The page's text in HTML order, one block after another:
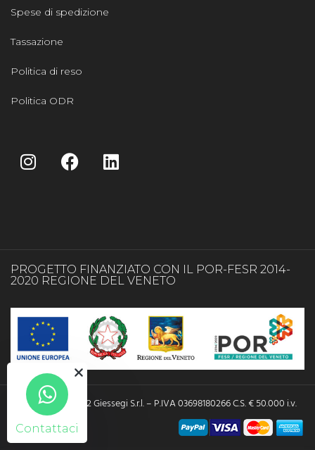
Contattaci
Spese di spedizione
Tassazione
Politica di reso
Politica ODR
PROGETTO FINANZIATO CON IL POR-FESR 2014-
2020 REGIONE DEL VENETO
Copyright © 2022 Giessegi S.r.l. – P.IVA 03698180266 C.S. € 50.000 i.v.